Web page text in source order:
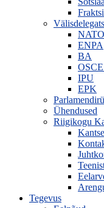
ENPA
BA
IPU
EPK
Ühendused
Riigikogu
Tegevus